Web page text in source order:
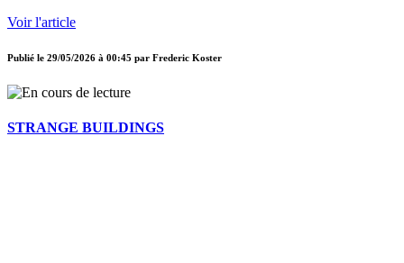
Voir l'article
Publié le 29/05/2026 à 00:45 par Frederic Koster
STRANGE BUILDINGS